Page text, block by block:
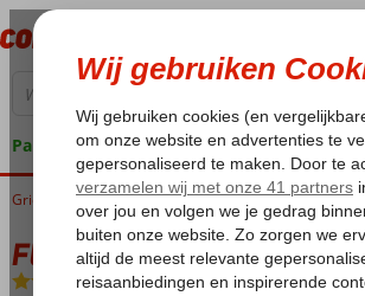
Pakketgarantie
Home
Griekenland Rhodos Rhodos-Stad Fly & Go Esperia
Fly & Go Esperia City Hotel
Logies en ontbijt -Aparthotel